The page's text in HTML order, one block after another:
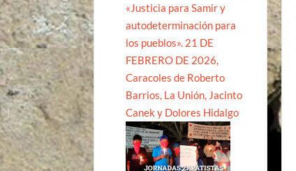
«Justicia para Samir y
autodeterminación para
los pueblos». 21 DE
FEBRERO DE 2026,
Caracoles de Roberto
Barrios, La Unión, Jacinto
Canek y Dolores Hidalgo